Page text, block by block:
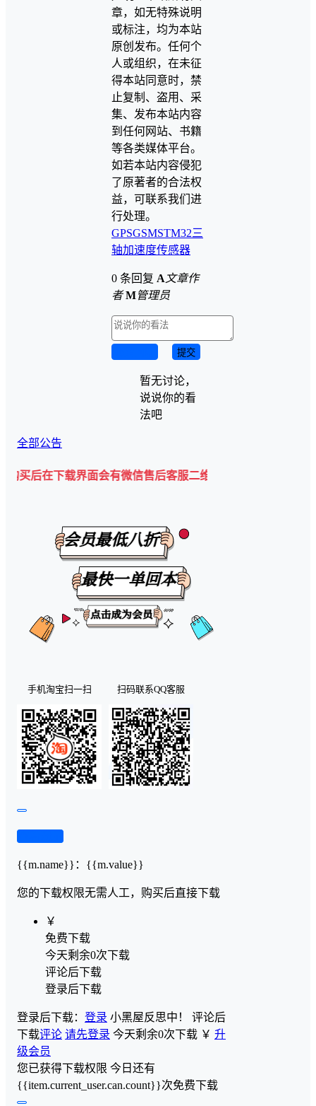
章，如无特殊说明
或标注，均为本站
原创发布。任何个
人或组织，在未征
得本站同意时，禁
止复制、盗用、采
集、发布本站内容
到任何网站、书籍
等各类媒体平台。
如若本站内容侵犯
了原著者的合法权
益，可联系我们进
行处理。
GPSGSMSTM32三
轴加速度传感器
0 条回复 A 文章作
者 M管理员
提交
暂无讨论，
说说你的看
法吧
全部公告
界面会有微信售后客服二维码💡
手机淘宝扫一扫 扫码联系QQ客服
{{m.name}} ： {{m.value}}
您的下载权限无需人工，购买后直接下载
￥
免费下载
今天剩余0次下载
评论后下载
登录后下载
登录后下载： 登录 小黑屋反思中！ 评论后
下载评论 请先登录 今天剩余0次下载 ￥ 升
级会员
您已获得下载权限 今日还有
{{item.current_user.can.count}}次免费下载